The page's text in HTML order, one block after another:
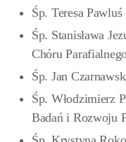
Śp. Teresa
Śp. Stanisława
Chóru
Śp. Jan
Śp. Włodzimierz
Badań i Rozwoju